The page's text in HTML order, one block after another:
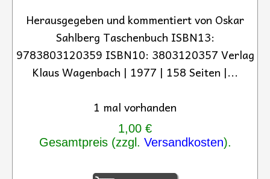
Herausgegeben und kommentiert von Oskar
Sahlberg Taschenbuch ISBN13:
9783803120359 ISBN10: 3803120357 Verlag
Klaus Wagenbach | 1977 | 158 Seiten |...
1 mal vorhanden
1,00 €
Gesamtpreis (zzgl. Versandkosten).